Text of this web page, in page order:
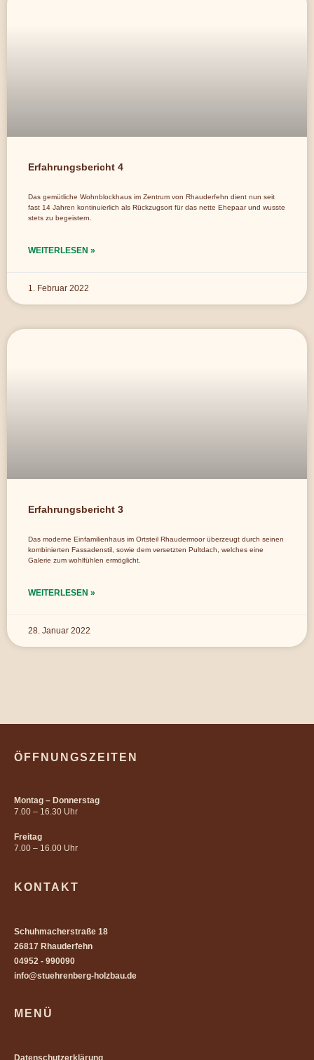
Erfahrungsbericht 4
Das gemütliche Wohnblockhaus im Zentrum von Rhauderfehn dient nun seit
fast 14 Jahren kontinuierlich als Rückzugsort für das nette Ehepaar und wusste
stets zu begeistern.
WEITERLESEN »
1. Februar 2022
Erfahrungsbericht 3
Das moderne Einfamilienhaus im Ortsteil Rhaudermoor überzeugt durch seinen
kombinierten Fassadenstil, sowie dem versetzten Pultdach, welches eine
Galerie zum wohlfühlen ermöglicht.
WEITERLESEN »
28. Januar 2022
ÖFFNUNGSZEITEN
Montag – Donnerstag
7.00 – 16.30 Uhr
Freitag
7.00 – 16.00 Uhr
KONTAKT
Schuhmacherstraße 18
26817 Rhauderfehn
04952 - 990090
info@stuehrenberg-holzbau.de
MENÜ
Datenschutzerklärung